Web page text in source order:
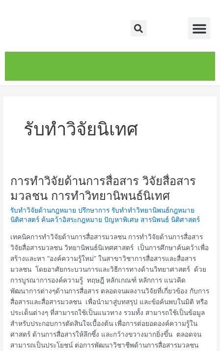
Search
รับทำวิจัยนิเทศ
การทำวิจัยด้านการสื่อสาร วิจัยสื่อสาร
มวลชน การทำวิทยานิพนธ์นิเทศ
รับทำวิจัยด้านกฎหมาย ปรึกษาการ รับทำทำวิทยานิพนธ์กฎหมาย
นิติศาสตร์ ค้นคว้าอิสระกฎหมาย ปัญหาพิเศษ สารนิพนธ์ นิติศาสตร์
เทคนิคการทำวิจัยด้านการสื่อสารมวลชน การทำวิจัยด้านการสื่อสาร
วิจัยสื่อสารมวลชน วิทยานิพนธ์นิเทศศาสตร์ เป็นการศึกษาค้นคว้าเพื่อ
สร้างและหา “องค์ความรู้ใหม่” ในสาขาวิชาการสื่อสารและสื่อสาร
มวลชน โดยอาศัยกระบวนการและวิธีการทางด้านวิทยาศาสตร์ ด้วย
การบูรณาการองค์ความรู้ ทฤษฎี หลักเกณฑ์ หลักการ แนวคิด
พัฒนาการต่างๆด้านการสื่อสาร ตลอดจนผลงานวิจัยที่เกี่ยวข้อง กับการ
สื่อสารและสื่อสารมวลชน เพื่อนำมาสู่บทสรุป และข้อค้นพบในมิติ หรือ
ประเด็นต่างๆ ที่สามารถใช้เป็นแนวทาง รวมทั้ง สามารถใช้เป็นข้อมูล
สำหรับประกอบการตัดสินใจเบื้องต้น เพื่อการต่อยอดองค์ความรู้ใน
ศาสตร์ ด้านการสื่อสารให้ลึกซึ้ง และกว้างขวางมากยิ่งขึ้น ตลอดจน
สามารถเป็นประโยชน์ ต่อการพัฒนาวิชาชีพด้านการสื่อสารมวลชน
การ
วิจัย
ด้าน
การ
สื่อสาร
วิจัย
สื่อสาร
ทำ
วิทยานิพนธ์
นิเทศ